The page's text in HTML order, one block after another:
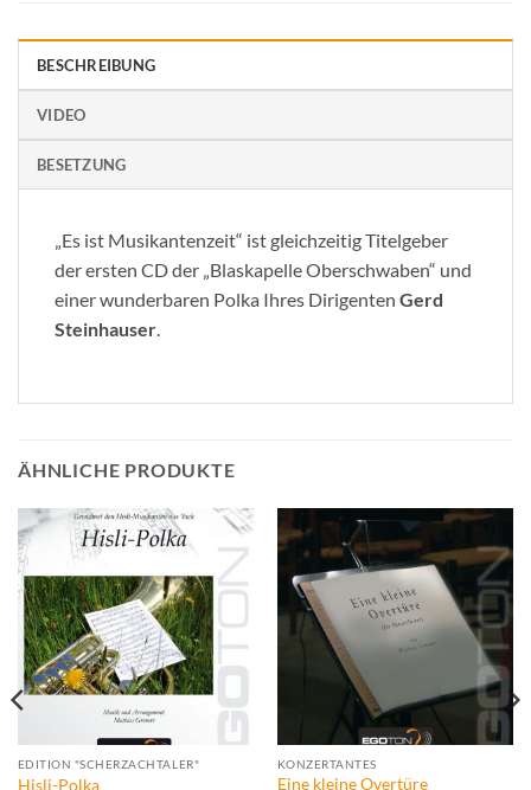
BESCHREIBUNG
VIDEO
BESETZUNG
„Es ist Musikantenzeit“ ist gleichzeitig Titelgeber
der ersten CD der „Blaskapelle Oberschwaben“ und
einer wunderbaren Polka Ihres Dirigenten Gerd
Steinhauser
ÄHNLICHE PRODUKTE
EDITION "SCHERZACHTALER"
Hisli-Polka
KONZERTANTES
Eine kleine Overtüre